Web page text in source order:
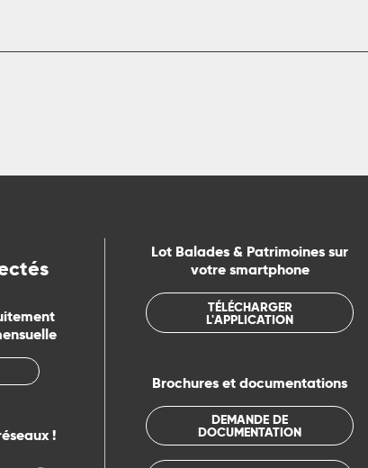
!
Lot Balades & Patrimoines sur
votre smartphone
TÉLÉCHARGER
L'APPLICATION
Brochures et documentations
DEMANDE DE
DOCUMENTATION